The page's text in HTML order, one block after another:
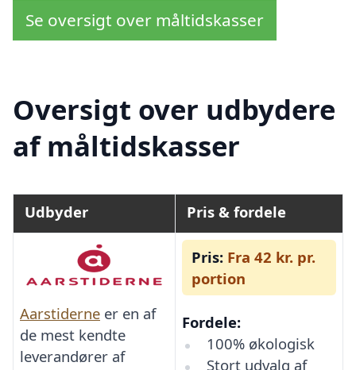
Se oversigt over måltidskasser
Oversigt over udbydere
af måltidskasser
Udbyder Pris & fordele
Aarstiderne er en af
de mest kendte
leverandører af
Pris: Fra 42 kr. pr.
portion
Fordele:
100% økologisk
Stort udvalg af